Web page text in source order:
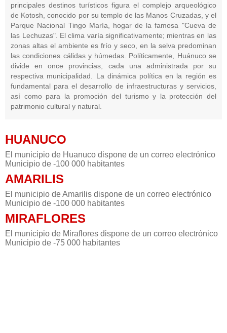
principales destinos turísticos figura el complejo arqueológico
de Kotosh, conocido por su templo de las Manos Cruzadas, y el
Parque Nacional Tingo María, hogar de la famosa "Cueva de
las Lechuzas". El clima varía significativamente; mientras en las
zonas altas el ambiente es frío y seco, en la selva predominan
las condiciones cálidas y húmedas. Políticamente, Huánuco se
divide en once provincias, cada una administrada por su
respectiva municipalidad. La dinámica política en la región es
fundamental para el desarrollo de infraestructuras y servicios,
así como para la promoción del turismo y la protección del
patrimonio cultural y natural.
HUANUCO
El municipio de Huanuco dispone de un correo electrónico
Municipio de -100 000 habitantes
AMARILIS
El municipio de Amarilis dispone de un correo electrónico
Municipio de -100 000 habitantes
MIRAFLORES
El municipio de Miraflores dispone de un correo electrónico
Municipio de -75 000 habitantes